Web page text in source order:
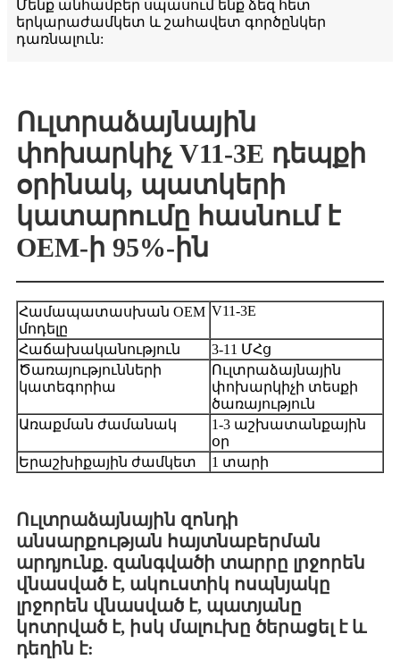
Մենք անհամբեր սպասում ենք ձեզ հետ
երկարաժամկետ և շահավետ գործընկեր
դառնալուն:
Ուլտրաձայնային
փոխարկիչ V11-3E դեպքի
օրինակ, պատկերի
կատարումը հասնում է
OEM-ի 95%-ին
Համապատասխան OEM
մոդելը
V11-3E
Հաճախականություն
3-11 ՄՀց
Ծառայությունների
կատեգորիա
Ուլտրաձայնային
փոխարկիչի տեսքի
ծառայություն
Առաքման ժամանակ
1-3 աշխատանքային
օր
Երաշխիքային ժամկետ
1 տարի
Ուլտրաձայնային զոնդի
անսարքության հայտնաբերման
արդյունք. զանգվածի տարրը լրջորեն
վնասված է, ակուստիկ ոսպնյակը
լրջորեն վնասված է, պատյանը
կոտրված է, իսկ մալուխը ծերացել է և
դեղին է: